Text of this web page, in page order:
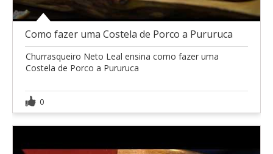
Como fazer uma Costela de Porco a Pururuca
Churrasqueiro Neto Leal ensina como fazer uma
Costela de Porco a Pururuca
0